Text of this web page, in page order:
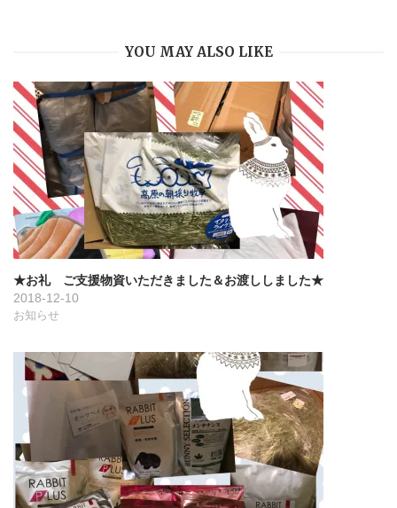
ョ
ン
YOU MAY ALSO LIKE
★お礼 ご支援物資いただきました＆お渡ししました★
2018-12-10
お知らせ